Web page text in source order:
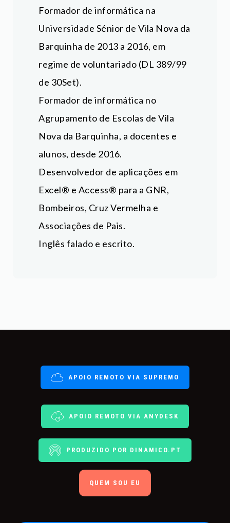
Formador de informática na
Universidade Sénior de Vila Nova da
Barquinha de 2013 a 2016, em
regime de voluntariado (DL 389/99
de 30Set).
Formador de informática no
Agrupamento de Escolas de Vila
Nova da Barquinha, a docentes e
alunos, desde 2016.
Desenvolvedor de aplicações em
Excel® e Access® para a GNR,
Bombeiros, Cruz Vermelha e
Associações de Pais.
Inglês falado e escrito.
APOIO REMOTO VIA SUPREMO
APOIO REMOTO VIA ANYDESK
PRODUZIDO POR DINAMICO.PT
QUEM SOU EU